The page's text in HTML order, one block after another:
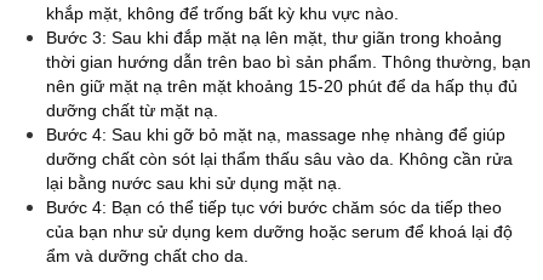
khắp mặt, không để trống bất kỳ khu vực nào.
Bước 3: Sau khi đắp mặt nạ lên mặt, thư giãn trong khoảng
thời gian hướng dẫn trên bao bì sản phẩm. Thông thường, bạn
nên giữ mặt nạ trên mặt khoảng 15-20 phút để da hấp thụ đủ
dưỡng chất từ mặt nạ.
Bước 4: Sau khi gỡ bỏ mặt nạ, massage nhẹ nhàng để giúp
dưỡng chất còn sót lại thẩm thấu sâu vào da. Không cần rửa
lại bằng nước sau khi sử dụng mặt nạ.
Bước 4: Bạn có thể tiếp tục với bước chăm sóc da tiếp theo
của bạn như sử dụng kem dưỡng hoặc serum để khoá lại độ
ẩm và dưỡng chất cho da.